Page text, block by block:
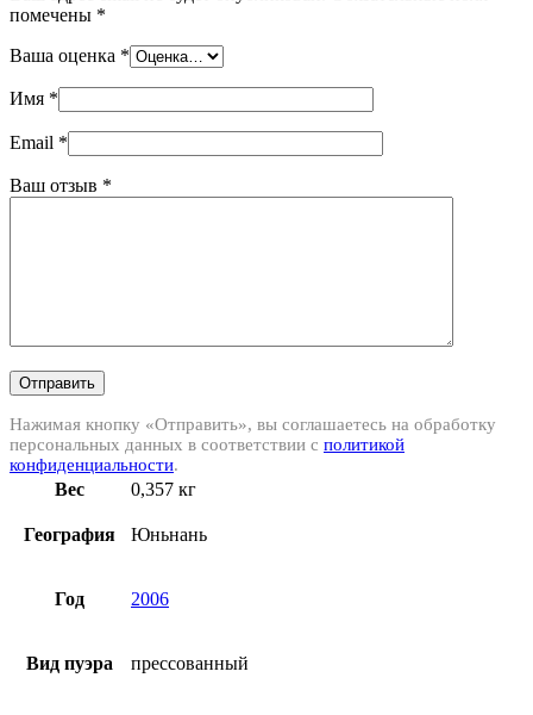
помечены *
Ваша оценка *
Имя *
Email *
Ваш отзыв *
Отправить
Нажимая кнопку «Отправить», вы соглашаетесь на обработку
персональных данных в соответствии с политикой
конфиденциальности.
Вес 0,357 кг
География Юньнань
Год 2006
Вид пуэра прессованный